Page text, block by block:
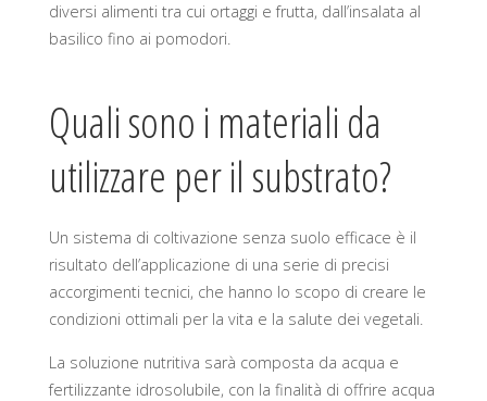
diversi alimenti tra cui ortaggi e frutta, dall’insalata al
basilico fino ai pomodori.
Quali sono i materiali da
utilizzare per il substrato?
Un sistema di coltivazione senza suolo efficace è il
risultato dell’applicazione di una serie di precisi
accorgimenti tecnici, che hanno lo scopo di creare le
condizioni ottimali per la vita e la salute dei vegetali.
La soluzione nutritiva sarà composta da acqua e
fertilizzante idrosolubile, con la finalità di offrire acqua